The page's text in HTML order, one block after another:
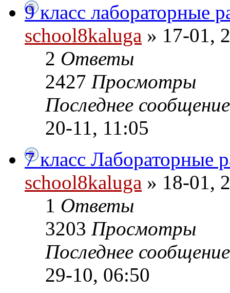
9 класс лабораторные
school8kaluga » 17-01,
2 Ответы
2427 Просмотры
Последнее
20-11, 11:05
7 класс Лабораторные
school8kaluga » 18-01,
1 Ответы
3203 Просмотры
Последнее
29-10, 06:50